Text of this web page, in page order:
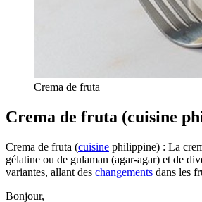
Crema de fruta
Crema de fruta (cuisine
Crema de fruta (cuisine philippine) : La
gélatine ou de gulaman (agar-agar) et de
variantes, allant des changements dans les
Bonjour,